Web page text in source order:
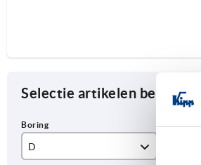
Selectie artikelen begrenzen
D